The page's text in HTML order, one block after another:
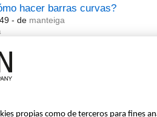
hacer barras curvas?
- de manteiga
Armour Texts?
- de